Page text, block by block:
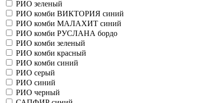
РИО зеленый
РИО комби ВИКТОРИЯ синий
РИО комби МАЛАХИТ синий
РИО комби РУСЛАНА бордо
РИО комби зеленый
РИО комби красный
РИО комби синий
РИО серый
РИО синий
РИО черный